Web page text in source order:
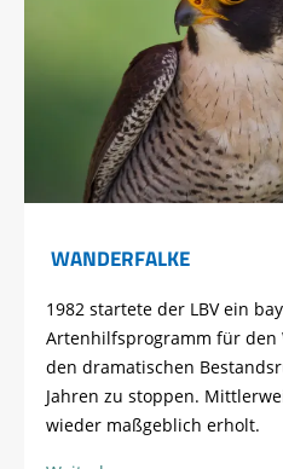
WANDERFALKE
1982 startete der LBV ein
Artenhilfsprogramm für den
den dramatischen
Jahren zu stoppen.
wieder maßgeblich erholt.